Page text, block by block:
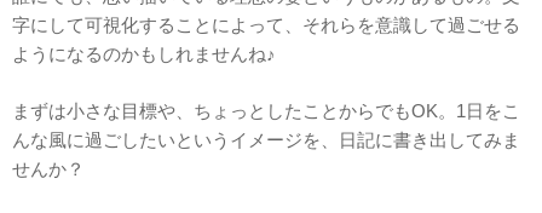
字にして可視化することによって、それらを意識して過ごせる
ようになるのかもしれませんね♪
まずは小さな目標や、ちょっとしたことからでもOK。1日をこ
んな風に過ごしたいというイメージを、日記に書き出してみま
せんか？